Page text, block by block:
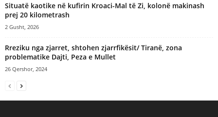
Situatë kaotike në kufirin Kroaci-Mal të Zi, kolonë makinash
prej 20 kilometrash
2 Gusht, 2026
Rreziku nga zjarret, shtohen zjarrfikësit/ Tiranë, zona
problematike Dajti, Peza e Mullet
26 Qershor, 2024